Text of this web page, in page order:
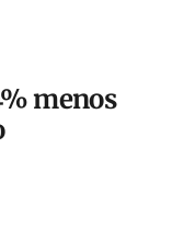
menos